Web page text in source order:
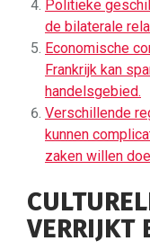
Politieke
de bilaterale
Economische
Frankrijk kan
handelsgebied.
Verschillende
kunnen
zaken willen
VERRIJKT